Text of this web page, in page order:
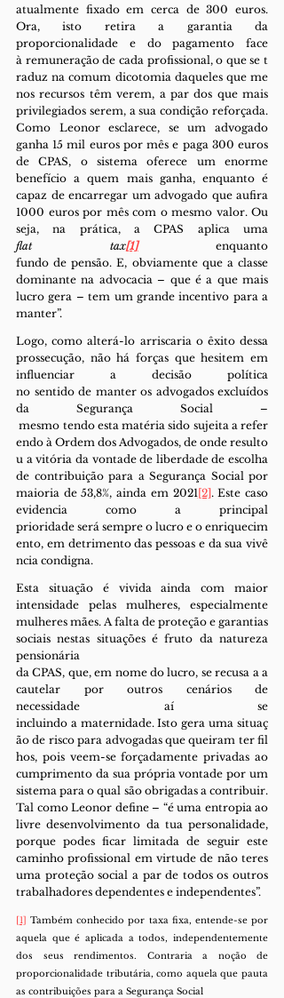
atualmente fixado em cerca de 300 euros.
Ora, isto retira a garantia da
proporcionalidade e do pagamento face
à remuneração de cada profissional, o que se t
raduz na comum dicotomia daqueles que me
nos recursos têm verem, a par dos que mais
privilegiados serem, a sua condição reforçada.
Como Leonor esclarece, se um advogado
ganha 15 mil euros por mês e paga 300 euros
de CPAS, o sistema oferece um enorme
benefício a quem mais ganha, enquanto é
capaz de encarregar um advogado que aufira
1000 euros por mês com o mesmo valor. Ou
flat tax[1] enquanto
fundo de pensão. E, obviamente que a classe
dominante na advocacia – que é a que mais
lucro gera – tem um grande incentivo para a
manter”.
Logo, como alterá-lo arriscaria o êxito dessa
prossecução, não há forças que hesitem em
influenciar a decisão política
no sentido de manter os advogados excluídos
da Segurança Social –
mesmo tendo esta matéria sido sujeita a refer
endo à Ordem dos Advogados, de onde resulto
u a vitória da vontade de liberdade de escolha
de contribuição para a Segurança Social por
maioria de 53,8%, ainda em 2021[2]. Este caso
evidencia como a principal
prioridade será sempre o lucro e o enriquecim
ento, em detrimento das pessoas e da sua vivê
ncia condigna.
Esta situação é vivida ainda com maior
intensidade pelas mulheres, especialmente
mulheres mães. A falta de proteção e garantias
sociais nestas situações é fruto da natureza
pensionária
da CPAS, que, em nome do lucro, se recusa a a
cautelar por outros cenários de
necessidade aí se
incluindo a maternidade. Isto gera uma situaç
ão de risco para advogadas que queiram ter fil
hos, pois veem-se forçadamente privadas ao
cumprimento da sua própria vontade por um
sistema para o qual são obrigadas a contribuir.
Tal como Leonor define – “é uma entropia ao
livre desenvolvimento da tua personalidade,
porque podes ficar limitada de seguir este
caminho profissional em virtude de não teres
uma proteção social a par de todos os outros
trabalhadores dependentes e independentes”.
[1] Também conhecido por taxa fixa, entende-se por
aquela que é aplicada a todos, independentemente
dos seus rendimentos. Contraria a noção de
proporcionalidade tributária, como aquela que pauta
as contribuições para a Segurança Social